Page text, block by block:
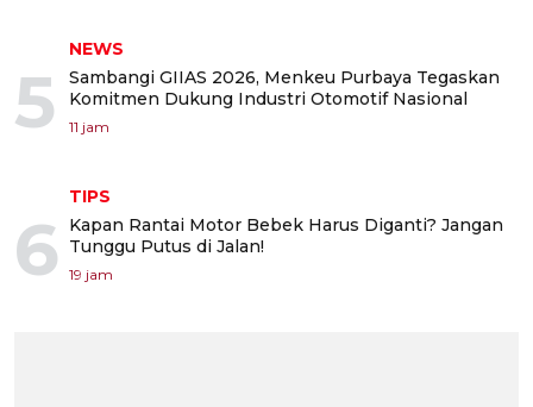
5
NEWS
Sambangi GIIAS 2026, Menkeu Purbaya Tegaskan
Komitmen Dukung Industri Otomotif Nasional
11 jam
6
TIPS
Kapan Rantai Motor Bebek Harus Diganti? Jangan
Tunggu Putus di Jalan!
19 jam